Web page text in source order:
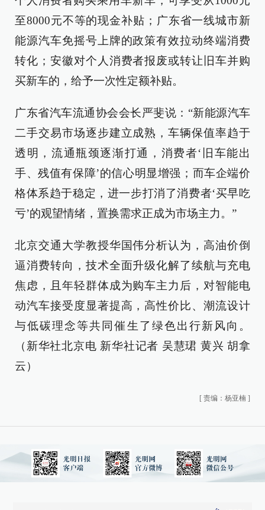
至8000元不等的现金补贴；广东省一线城市新
能源汽车免摇号上牌的政策有效拉动终端消费
转化；安徽对个人消费者报废或转让旧车并购
买新车的，给予一次性定额补贴。
广东省汽车流通协会会长严斐说：“新能源汽车
二手交易市场逐步建立成熟，车辆保值率趋于
透明，流通瓶颈逐渐打通，消费者‘旧车能出
手、残值有保障’的信心明显增强；而车企端价
格体系趋于稳定，进一步打消了消费者‘买早吃
亏’的观望情绪，置换需求正成为市场主力。”
北京交通大学教授华国伟分析认为，高油价倒
逼消费转向，技术全面升级化解了续航与充电
焦虑，且年轻群体成为购车主力后，对智能电
动汽车接受度显著提高，高性价比、潮流设计
与低碳理念等共同催生了绿色出行新风向。
（新华社北京电 新华社记者 吴慧珺 黄兴 胡拿
云）
[ 责编：杨亚楠 ]